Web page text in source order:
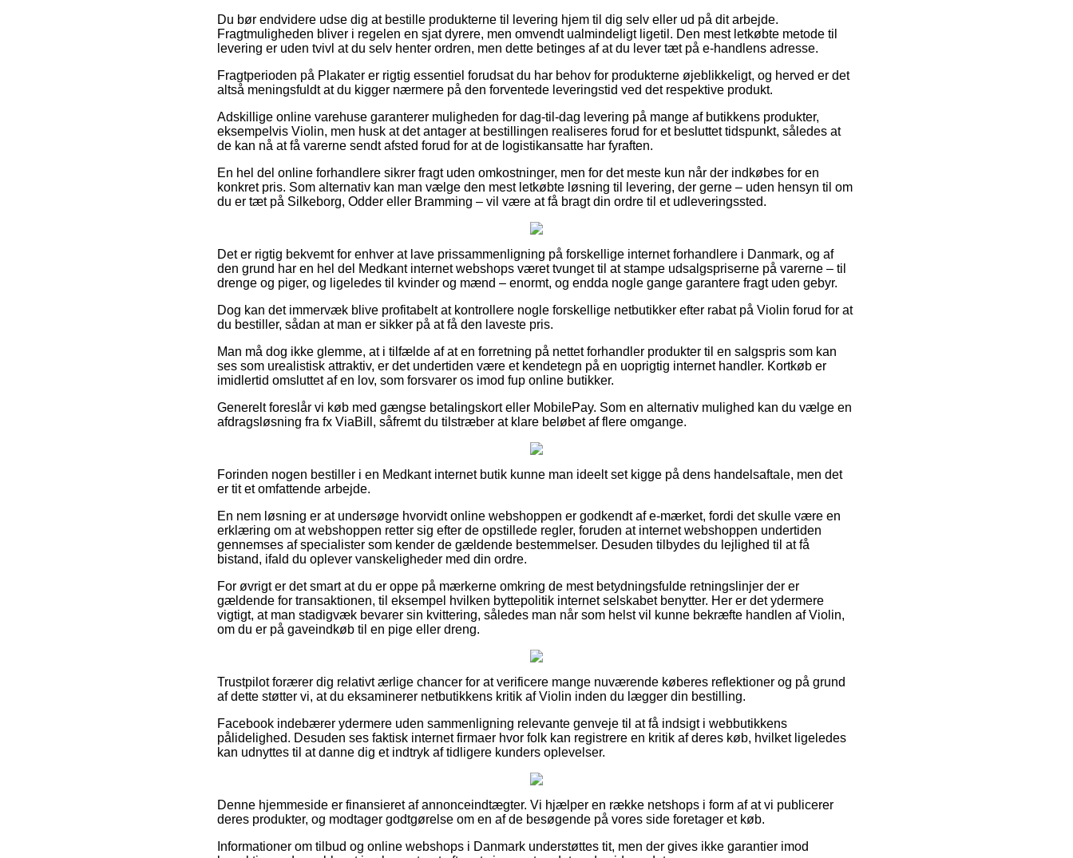
Du bør endvidere udse dig at bestille produkterne til levering hjem til dig selv eller ud på dit arbejde.
Fragtmuligheden bliver i regelen en sjat dyrere, men omvendt ualmindeligt ligetil. Den mest letkøbte metode til
levering er uden tvivl at du selv henter ordren, men dette betinges af at du lever tæt på e-handlens adresse.
Fragtperioden på Plakater er rigtig essentiel forudsat du har behov for produkterne øjeblikkeligt, og herved er det
altså meningsfuldt at du kigger nærmere på den forventede leveringstid ved det respektive produkt.
Adskillige online varehuse garanterer muligheden for dag-til-dag levering på mange af butikkens produkter,
eksempelvis Violin, men husk at det antager at bestillingen realiseres forud for et besluttet tidspunkt, således at
de kan nå at få varerne sendt afsted forud for at de logistikansatte har fyraften.
En hel del online forhandlere sikrer fragt uden omkostninger, men for det meste kun når der indkøbes for en
konkret pris. Som alternativ kan man vælge den mest letkøbte løsning til levering, der gerne – uden hensyn til om
du er tæt på Silkeborg, Odder eller Bramming – vil være at få bragt din ordre til et udleveringssted.
Det er rigtig bekvemt for enhver at lave prissammenligning på forskellige internet forhandlere i Danmark, og af
den grund har en hel del Medkant internet webshops været tvunget til at stampe udsalgspriserne på varerne – til
drenge og piger, og ligeledes til kvinder og mænd – enormt, og endda nogle gange garantere fragt uden gebyr.
Dog kan det immervæk blive profitabelt at kontrollere nogle forskellige netbutikker efter rabat på Violin forud for at
du bestiller, sådan at man er sikker på at få den laveste pris.
Man må dog ikke glemme, at i tilfælde af at en forretning på nettet forhandler produkter til en salgspris som kan
ses som urealistisk attraktiv, er det undertiden være et kendetegn på en uoprigtig internet handler. Kortkøb er
imidlertid omsluttet af en lov, som forsvarer os imod fup online butikker.
Generelt foreslår vi køb med gængse betalingskort eller MobilePay. Som en alternativ mulighed kan du vælge en
afdragsløsning fra fx ViaBill, såfremt du tilstræber at klare beløbet af flere omgange.
Forinden nogen bestiller i en Medkant internet butik kunne man ideelt set kigge på dens handelsaftale, men det
er tit et omfattende arbejde.
En nem løsning er at undersøge hvorvidt online webshoppen er godkendt af e-mærket, fordi det skulle være en
erklæring om at webshoppen retter sig efter de opstillede regler, foruden at internet webshoppen undertiden
gennemses af specialister som kender de gældende bestemmelser. Desuden tilbydes du lejlighed til at få
bistand, ifald du oplever vanskeligheder med din ordre.
For øvrigt er det smart at du er oppe på mærkerne omkring de mest betydningsfulde retningslinjer der er
gældende for transaktionen, til eksempel hvilken byttepolitik internet selskabet benytter. Her er det ydermere
vigtigt, at man stadigvæk bevarer sin kvittering, således man når som helst vil kunne bekræfte handlen af Violin,
om du er på gaveindkøb til en pige eller dreng.
Trustpilot forærer dig relativt ærlige chancer for at verificere mange nuværende køberes reflektioner og på grund
af dette støtter vi, at du eksaminerer netbutikkens kritik af Violin inden du lægger din bestilling.
Facebook indebærer ydermere uden sammenligning relevante genveje til at få indsigt i webbutikkens
pålidelighed. Desuden ses faktisk internet firmaer hvor folk kan registrere en kritik af deres køb, hvilket ligeledes
kan udnyttes til at danne dig et indtryk af tidligere kunders oplevelser.
Denne hjemmeside er finansieret af annonceindtægter. Vi hjælper en række netshops i form af at vi publicerer
deres produkter, og modtager godtgørelse om en af de besøgende på vores side foretager et køb.
Informationer om tilbud og online webshops i Danmark understøttes tit, men der gives ikke garantier imod